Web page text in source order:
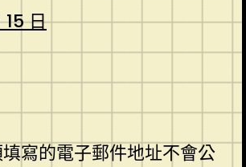
日
寫的電子郵件地址不會公